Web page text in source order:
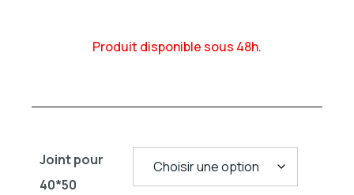
Produit disponible sous 48h.
Joint pour
40*50